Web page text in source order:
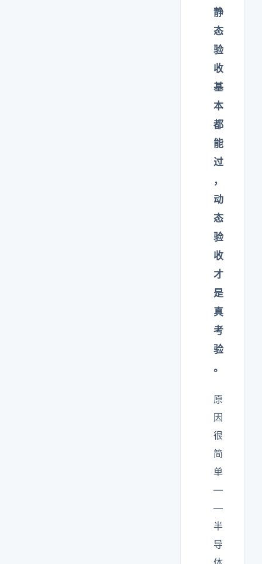
静
态
验
收
基
本
都
能
过
，
动
态
验
收
才
是
真
考
验
。
原
因
很
简
单
—
—
半
导